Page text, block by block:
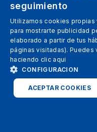
seguimiento
Utilizamos cookies
para mostrarte publicidad
elaborado a partir de tus
páginas visitadas).
haciendo clic aqui
CONFIGURACION
ACEPTAR COOKIES